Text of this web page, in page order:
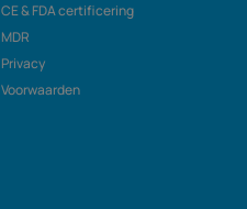
CE & FDA certificering
MDR
Privacy
Voorwaarden